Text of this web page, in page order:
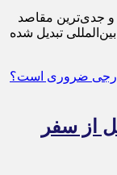
و جدی‌ترین مقاصد
تبدیل شده
از سفر